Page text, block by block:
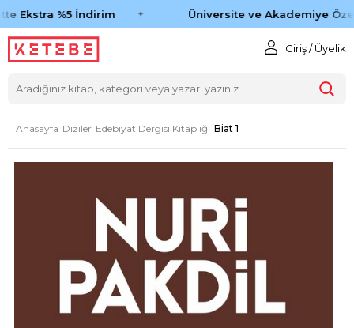
Ekstra %5 İndirim Üniversite ve Akademiye
Giriş / Üyelik
Anasayfa Diziler Edebiyat Dergisi Kitaplığı Biat 1